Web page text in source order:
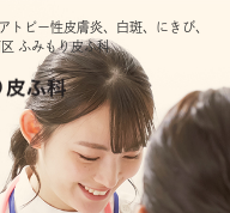
トピー性皮膚炎、白斑、にきび、
ふみもり皮ふ科